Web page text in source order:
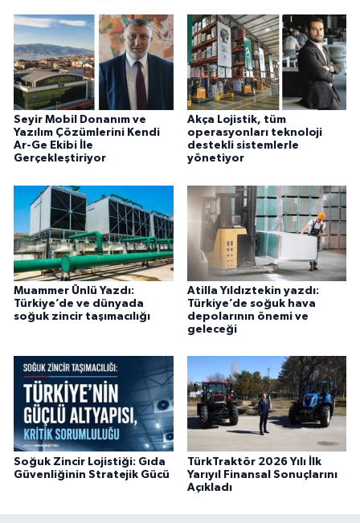
Seyir Mobil Donanım ve
Yazılım Çözümlerini Kendi
Ar-Ge Ekibi İle
Gerçekleştiriyor
Akça Lojistik, tüm
operasyonları teknoloji
destekli sistemlerle
yönetiyor
Muammer Ünlü Yazdı:
Türkiye’de ve dünyada
soğuk zincir taşımacılığı
Atilla Yıldıztekin yazdı:
Türkiye’de soğuk hava
depolarının önemi ve
geleceği
Soğuk Zincir Lojistiği: Gıda
Güvenliğinin Stratejik Gücü
TürkTraktör 2026 Yılı İlk
Yarıyıl Finansal Sonuçlarını
Açıkladı